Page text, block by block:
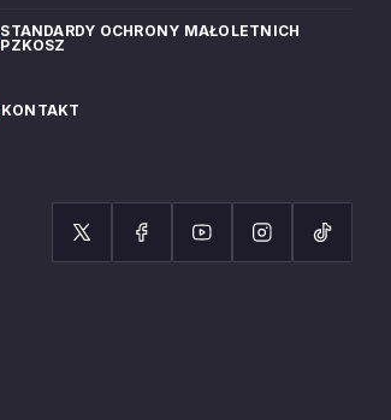
STANDARDY OCHRONY MAŁOLETNICH
PZKOSZ
KONTAKT